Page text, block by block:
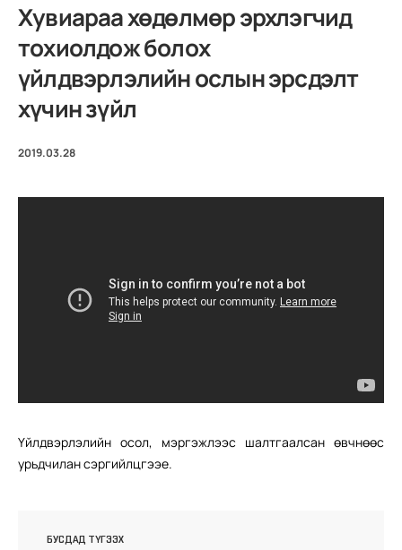
Хувиараа хөдөлмөр эрхлэгчид
тохиолдож болох
үйлдвэрлэлийн ослын эрсдэлт
хүчин зүйл
2019.03.28
Үйлдвэрлэлийн осол, мэргэжлээс шалтгаалсан өвчнөөс
урьдчилан сэргийлцгээе.
БУСДАД ТҮГЭЭХ